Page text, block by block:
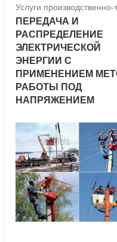
Услуги
ПЕРЕДАЧА И
РАСПРЕДЕЛЕНИЕ
ЭЛЕКТРИЧЕСКОЙ
ЭНЕРГИИ С
ПРИМЕНЕНИЕМ
РАБОТЫ ПОД
НАПРЯЖЕНИЕМ